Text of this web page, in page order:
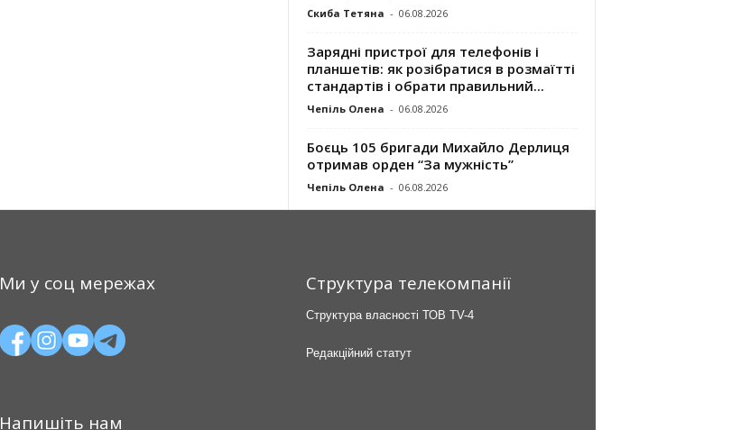
Скиба Тетяна - 06.08.2026
Зарядні пристрої для телефонів і
планшетів: як розібратися в розмаїтті
стандартів і обрати правильний...
Чепіль Олена - 06.08.2026
Боєць 105 бригади Михайло Дерлиця
отримав орден “За мужність”
Чепіль Олена - 06.08.2026
Ми у соц мережах
Напишіть нам
Структура телекомпанії
Структура власності ТОВ TV-4
Редакційний статут